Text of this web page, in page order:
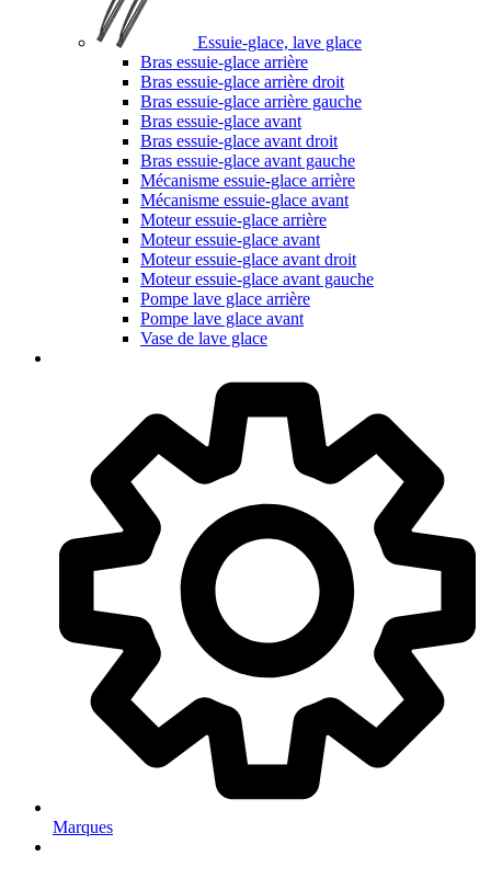
Essuie-glace, lave glace
Bras essuie-glace arrière
Bras essuie-glace arrière droit
Bras essuie-glace arrière gauche
Bras essuie-glace avant
Bras essuie-glace avant droit
Bras essuie-glace avant gauche
Mécanisme essuie-glace arrière
Mécanisme essuie-glace avant
Moteur essuie-glace arrière
Moteur essuie-glace avant
Moteur essuie-glace avant droit
Moteur essuie-glace avant gauche
Pompe lave glace arrière
Pompe lave glace avant
Vase de lave glace
Marques